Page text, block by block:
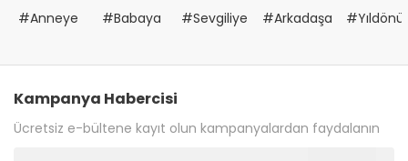
#Anneye #Babaya #Sevgiliye #Arkadaşa
Kampanya Habercisi
Ücretsiz e-bültene kayıt olun kampanyalardan faydalanın